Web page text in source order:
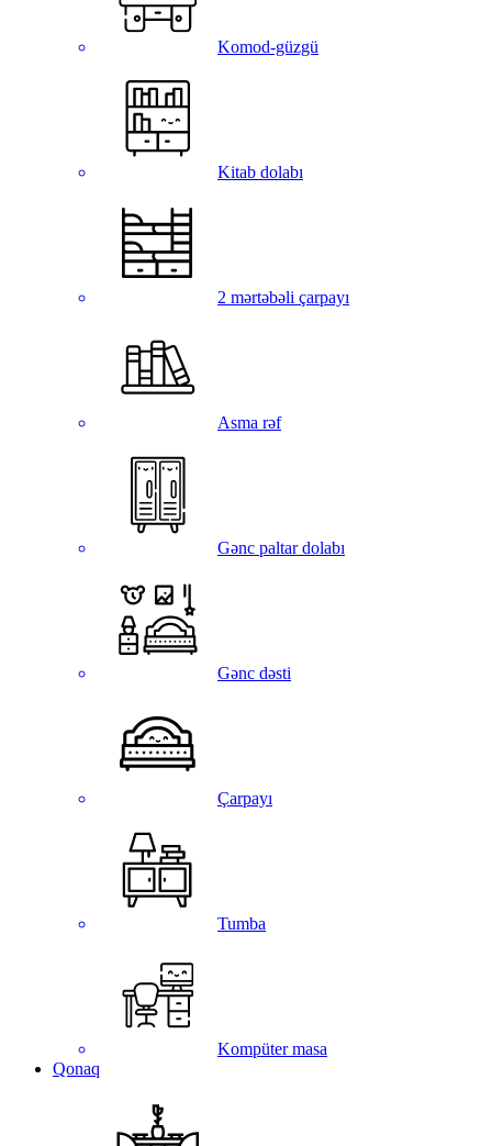
Komod-güzgü
Kitab dolabı
2 mərtəbəli çarpayı
Asma rəf
Gənc paltar dolabı
Gənc dəsti
Çarpayı
Tumba
Kompüter masa
Qonaq